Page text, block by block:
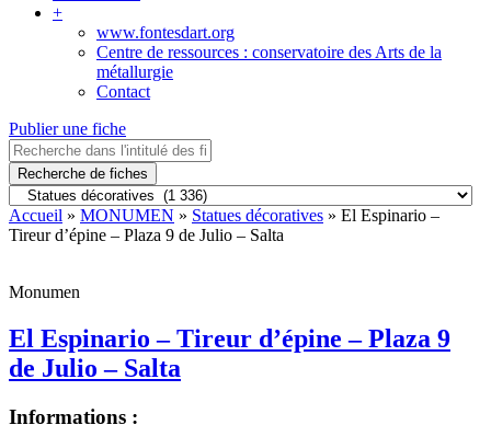
+
www.fontesdart.org
Centre de ressources : conservatoire des Arts de la
métallurgie
Contact
Publier une fiche
Recherche de fiches
Accueil » MONUMEN » Statues décoratives » El Espinario –
Tireur d’épine – Plaza 9 de Julio – Salta
Monumen
El Espinario – Tireur d’épine – Plaza 9
de Julio – Salta
Informations :